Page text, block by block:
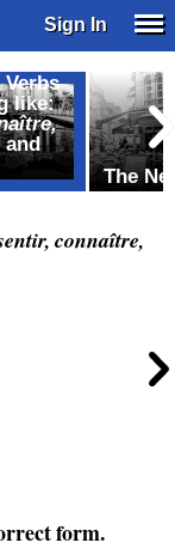
Sign In
like:
and
The
connaître,
form.